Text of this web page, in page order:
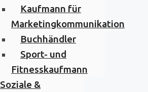
Kaufmann für
Marketingkommunikation
Buchhändler
Sport- und
Fitnesskaufmann
Soziale &